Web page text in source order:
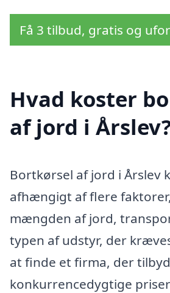
Få 3 tilbud, gratis og
Hvad koster
af jord i
Bortkørsel af jord i Årslev
afhængigt af flere
mængden af jord,
typen af udstyr, der
at finde et firma, der
konkurrencedygtige